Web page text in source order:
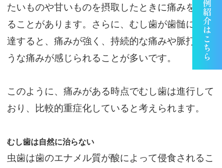
たいものや甘いものを摂取したときに痛みを感じ
ることがあります。さらに、むし歯が歯髄にまで
達すると、痛みが強く、持続的な痛みや脈打つよ
うな痛みが感じられることが多いです。
このように、痛みがある時点でむし歯は進行して
おり、比較的重症化していると考えられます。
むし歯は自然に治らない
虫歯は歯のエナメル質が酸によって侵食されるこ